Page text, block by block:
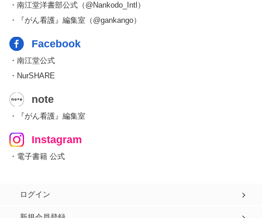
・南江堂洋書部公式（@Nankodo_Intl）
・『がん看護』編集室（@gankango）
Facebook
・南江堂公式
・NurSHARE
note
・『がん看護』編集室
Instagram
・電子書籍 公式
ログイン